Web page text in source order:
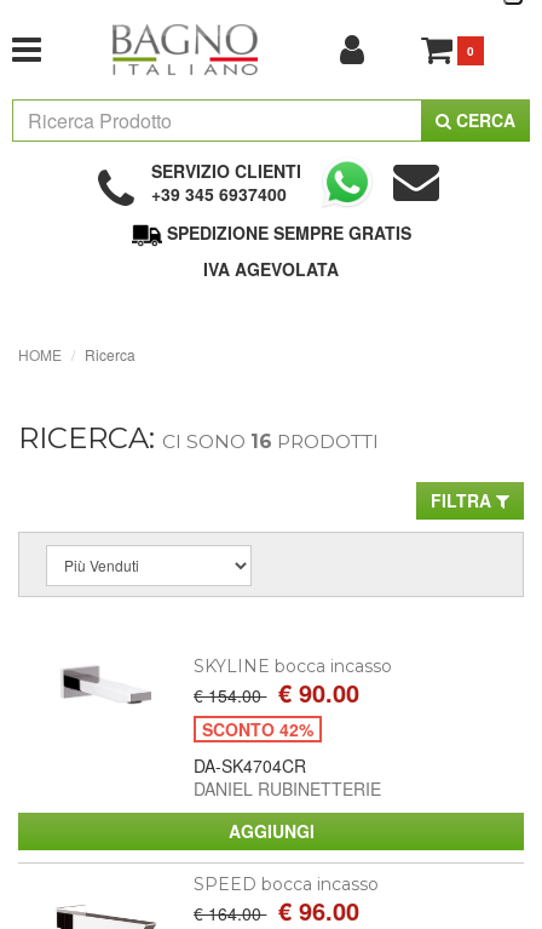
0
CERCA
SERVIZIO CLIENTI
+39 345 6937400
SPEDIZIONE SEMPRE GRATIS
IVA AGEVOLATA
HOME Ricerca
RICERCA: CI SONO 16 PRODOTTI
FILTRA
SKYLINE bocca incasso
€ 154.00 € 90.00
SCONTO 42%
DA-SK4704CR
DANIEL RUBINETTERIE
SPEED bocca incasso
€ 164.00 € 96.00